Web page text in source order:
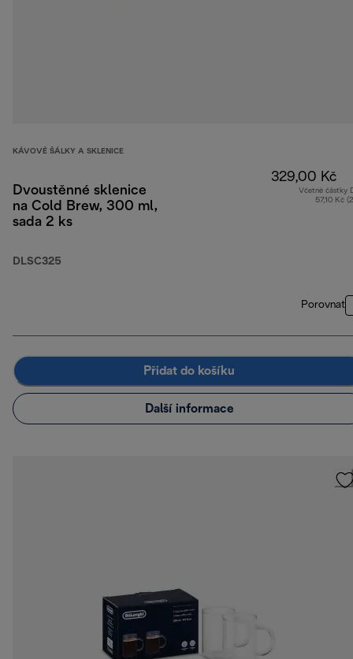
KÁVOVÉ ŠÁLKY A SKLENICE
Dvoustěnné sklenice
na Cold Brew, 300 ml,
sada 2 ks
DLSC325
329,00 Kč
Včetně částky
57,10 Kč
Porovnat
Přidat do košíku
Další informace